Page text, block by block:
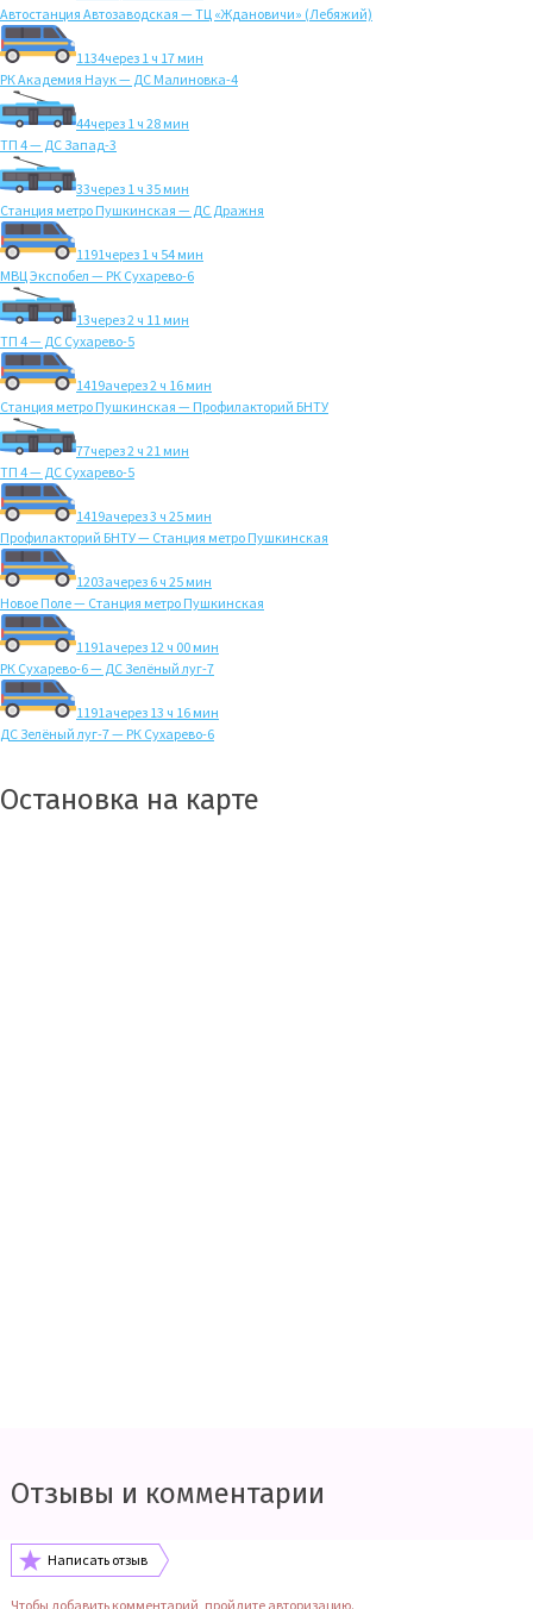
Автостанция Автозаводская — ТЦ «Ждановичи» (Лебяжий)
1134через 1 ч 17 мин
РК Академия Наук — ДС Малиновка-4
44через 1 ч 28 мин
ТП 4 — ДС Запад-3
33через 1 ч 35 мин
Станция метро Пушкинская — ДС Дражня
1191через 1 ч 54 мин
МВЦ Экспобел — РК Сухарево-6
13через 2 ч 11 мин
ТП 4 — ДС Сухарево-5
1419ачерез 2 ч 16 мин
Станция метро Пушкинская — Профилакторий БНТУ
77через 2 ч 21 мин
ТП 4 — ДС Сухарево-5
1419ачерез 3 ч 25 мин
Профилакторий БНТУ — Станция метро Пушкинская
1203ачерез 6 ч 25 мин
Новое Поле — Станция метро Пушкинская
1191ачерез 12 ч 00 мин
РК Сухарево-6 — ДС Зелёный луг-7
1191ачерез 13 ч 16 мин
ДС Зелёный луг-7 — РК Сухарево-6
Остановка на карте
Отзывы и комментарии
Написать отзыв
Чтобы добавить комментарий, пройдите авторизацию.